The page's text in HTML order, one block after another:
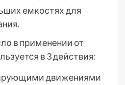
емкостях для
в применении от
в 3 действия:
движениями